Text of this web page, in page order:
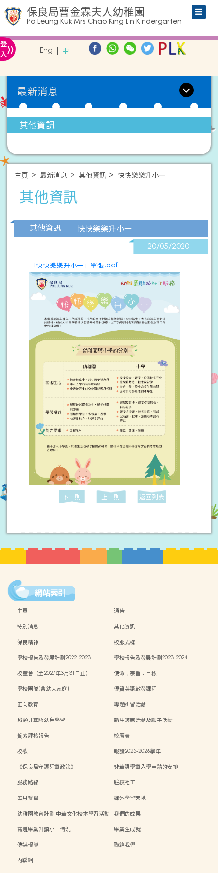
保良局曹金霖夫人幼稚園
Po Leung Kuk Mrs Chao King Lin Kindergarten
登
入» Eng 中
最新消息
其他資訊
主頁 最新消息 其他資訊 快快樂樂升小一
其他資訊
其他資訊
快快樂樂升小一
20/05/2020
「快快樂樂升小一」單張.pdf
下一則 上一則 返回列表
網站索引
主頁
通告
特別消息
其他資訊
保良精神
校服式樣
學校報告及發展計劃2022-2023
學校報告及發展計劃2023-2024
校董會（至2027年3月31日止）
使命、宗旨、目標
學校團隊(曹幼大家庭)
優質英語啟發課程
正向教育
專題研習活動
照顧非華語幼兒學習
新生適應活動及親子活動
質素評核報告
校曆表
校歌
報讀2025-2026學年
《保良局守護兒童政策》
非華語學童入學申請的安排
服務路線
駐校社工
每月餐單
課外學習天地
幼稚園教育計劃 中華文化校本學習活動
我們的成果
高班畢業升讀小一情況
畢業生成就
傳媒報導
聯絡我們
內聯網